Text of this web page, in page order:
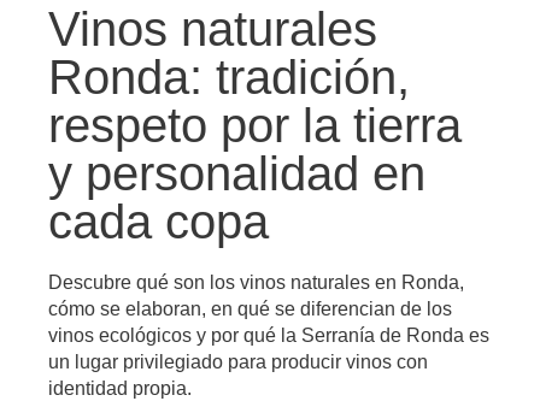
Vinos naturales
Ronda: tradición,
respeto por la tierra
y personalidad en
cada copa
Descubre qué son los vinos naturales en Ronda,
cómo se elaboran, en qué se diferencian de los
vinos ecológicos y por qué la Serranía de Ronda es
un lugar privilegiado para producir vinos con
identidad propia.